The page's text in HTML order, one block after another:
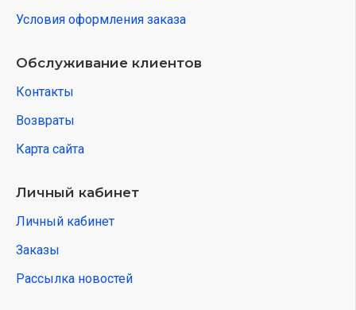
Условия оформления заказа
Обслуживание клиентов
Контакты
Возвраты
Карта сайта
Личный кабинет
Личный кабинет
Заказы
Рассылка новостей